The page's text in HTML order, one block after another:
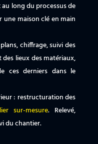
long du processus de
maison clé en main
chiffrage, suivi des
lieux des matériaux,
ces derniers dans le
: restructuration des
sur-mesure. Relevé,
du chantier.